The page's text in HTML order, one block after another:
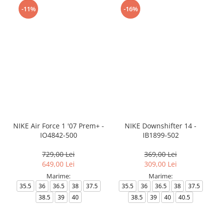
-11%
NIKE Air Force 1 '07 Prem+ -
IO4842-500
729,00 Lei
649,00 Lei
Marime:
35.5 36 36.5 38
37.5
38.5
39 40
-16%
NIKE Downshifter 14 -
IB1899-502
369,00 Lei
309,00 Lei
Marime:
35.5 36 36.5 38
37.5
38.5
39 40 40.5